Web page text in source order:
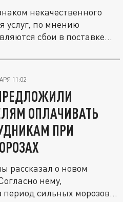
некачественного
услуг, по мнению
сбои в поставке...
11:02
ОПЛАЧИВАТЬ
ПРИ
рассказал о новом
нему,
период сильных морозов